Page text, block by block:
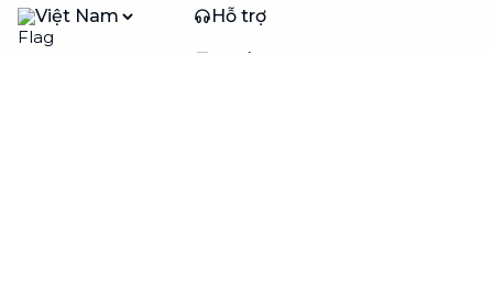
Việt Nam Hỗ trợ
Khiếu nại